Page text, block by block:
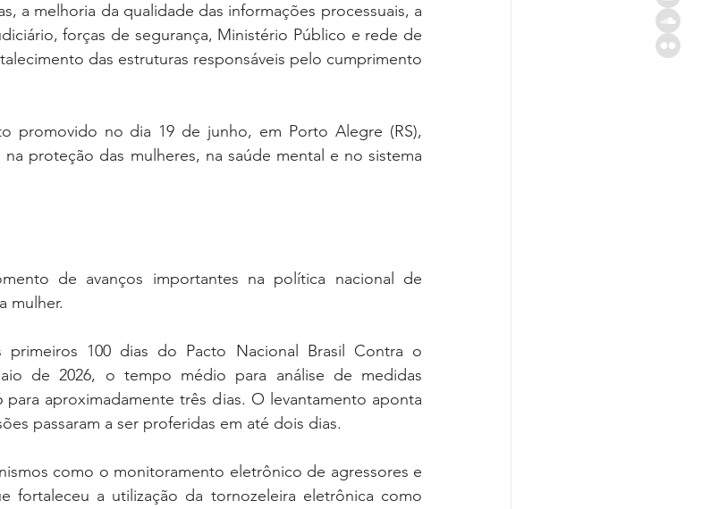
a melhoria da qualidade das informações processuais, a
forças de segurança, Ministério Público e rede de
das estruturas responsáveis pelo cumprimento
promovido no dia 19 de junho, em Porto Alegre (RS),
proteção das mulheres, na saúde mental e no sistema
de avanços importantes na política nacional de
mulher.
100 dias do Pacto Nacional Brasil Contra o
de 2026, o tempo médio para análise de medidas
aproximadamente três dias. O levantamento aponta
passaram a ser proferidas em até dois dias.
como o monitoramento eletrônico de agressores e
fortaleceu a utilização da tornozeleira eletrônica como